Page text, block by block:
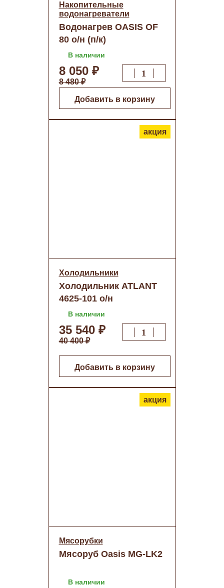
Накопительные
водонагреватели
Водонагрев OASIS OF
80 о/н (п/к)
В наличии
8 050 ₽
8 480 ₽
Добавить в корзину
акция
Холодильники
Холодильник ATLANT
4625-101 о/н
В наличии
35 540 ₽
40 400 ₽
Добавить в корзину
акция
Мясорубки
Мясоруб Oasis MG-LK2
В наличии